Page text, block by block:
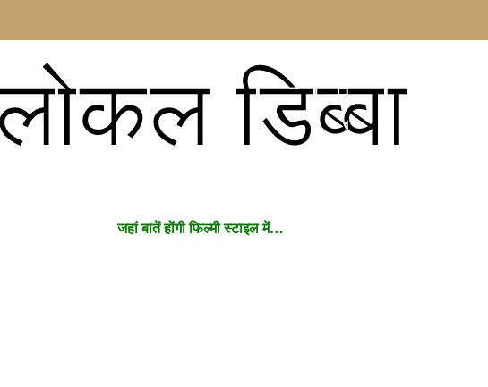
डिब्बा
जहां बातें होंगी फिल्मी स्टाइल में…